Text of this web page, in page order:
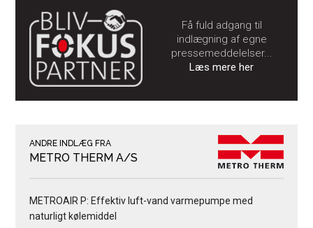
Få fuld adgang til
indlægning af egne
pressemeddelelser...
Læs mere her
ANDRE INDLÆG FRA
METRO THERM A/S
METROAIR P: Effektiv luft-vand varmepumpe med
naturligt kølemiddel